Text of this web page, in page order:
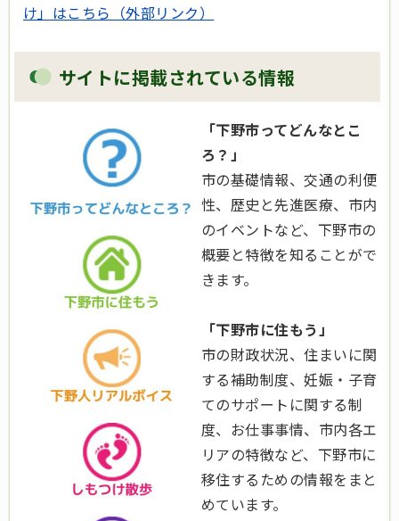
け」はこちら（外部リンク）
サイトに掲載されている情報
「下野市ってどんなとこ
ろ？」
市の基礎情報、交通の利便
性、歴史と先進医療、市内
のイベントなど、下野市の
概要と特徴を知ることがで
きます。
「下野市に住もう」
市の財政状況、住まいに関
する補助制度、妊娠・子育
てのサポートに関する制
度、お仕事事情、市内各エ
リアの特徴など、下野市に
移住するための情報をまと
めています。